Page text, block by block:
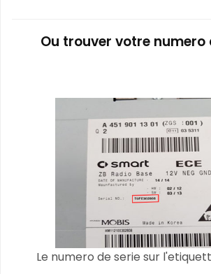
Ou trouver votre numero
Le numero de serie sur